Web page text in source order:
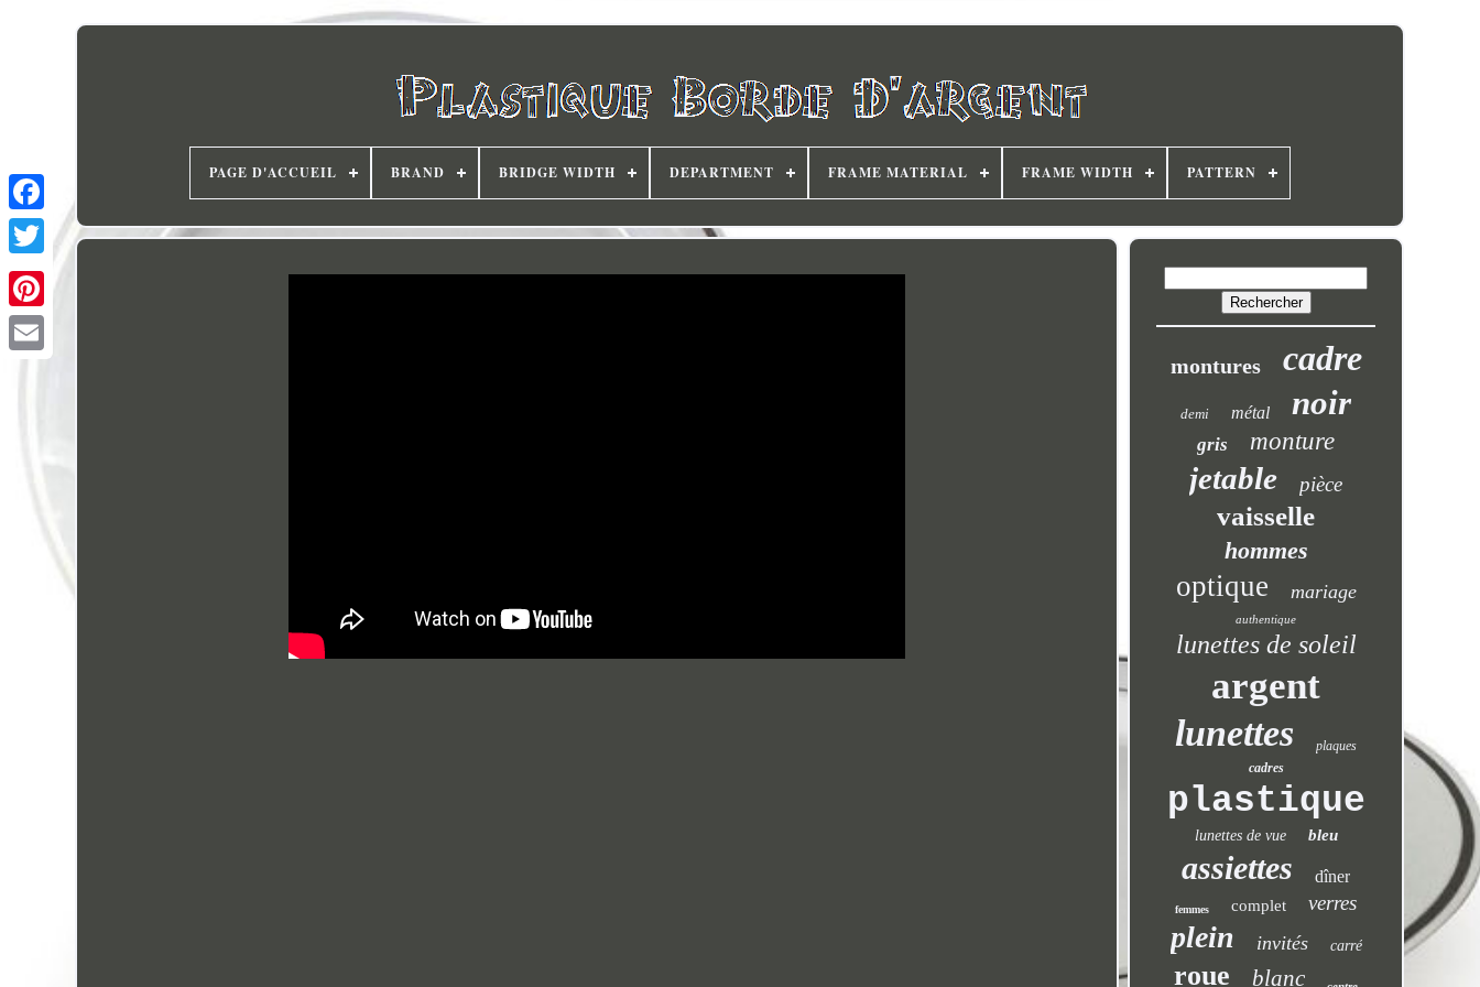
PAGE D'ACCUEIL BRAND BRIDGE WIDTH DEPARTMENT FRAME MATERIAL FRAME WIDTH PATTERN
montures cadre
demi métal noir
gris monture
jetable pièce
vaisselle
hommes
optique mariage
authentique
lunettes de soleil
argent
lunettes
plaques
cadres
plastique
lunettes de vue bleu
assiettes dîner
femmes complet verres
plein invités carré
roue blanc